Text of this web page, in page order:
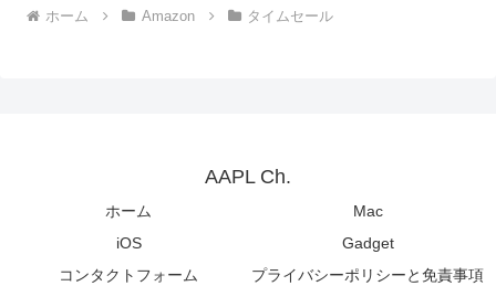
ホーム Amazon タイムセール
AAPL Ch.
ホーム
Mac
iOS
Gadget
コンタクトフォーム
プライバシーポリシーと免責事項